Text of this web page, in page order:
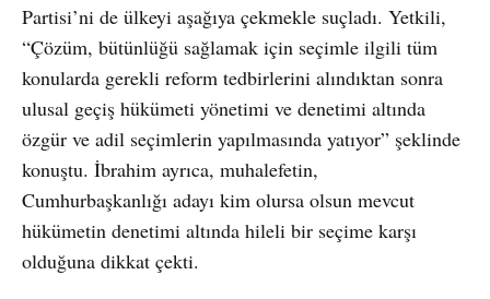
Partisi’ni de ülkeyi aşağıya çekmekle suçladı. Yetkili,
“Çözüm, bütünlüğü sağlamak için seçimle ilgili tüm
konularda gerekli reform tedbirlerini alındıktan sonra
ulusal geçiş hükümeti yönetimi ve denetimi altında
özgür ve adil seçimlerin yapılmasında yatıyor” şeklinde
konuştu. İbrahim ayrıca, muhalefetin,
Cumhurbaşkanlığı adayı kim olursa olsun mevcut
hükümetin denetimi altında hileli bir seçime karşı
olduğuna dikkat çekti.